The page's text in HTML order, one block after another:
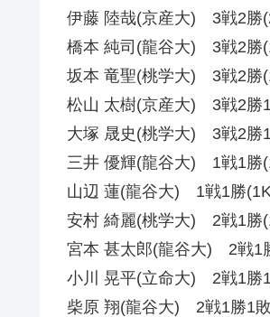
伊藤 陸哉(京産大) 3戦2勝
橋本 純司(龍谷大) 3戦2勝
坂本 竜聖(桃学大) 3戦2勝
松山 太樹(京産大) 3戦2勝
大塚 晟史(桃学大) 3戦2勝
三井 優輝(龍谷大) 1戦1勝
山辺 蓮(龍谷大) 1戦1勝
安村 綺麗(桃学大) 2戦1勝
宮本 甚太郎(龍谷大) 2戦1
小川 晃平(立命大) 2戦1勝
柴原 翔(龍谷大) 2戦1勝1敗